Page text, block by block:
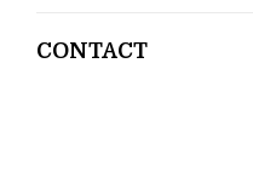
CONTACT